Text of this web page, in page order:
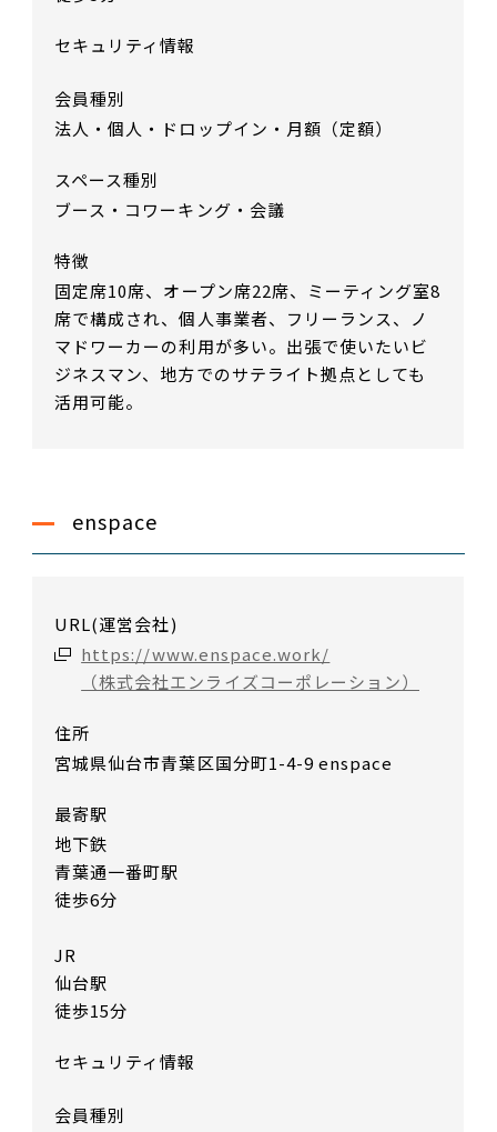
セキュリティ情報
会員種別
法人・個人・ドロップイン・月額（定額）
スペース種別
ブース・コワーキング・会議
特徴
固定席10席、オープン席22席、ミーティング室8
席で構成され、個人事業者、フリーランス、ノ
マドワーカーの利用が多い。出張で使いたいビ
ジネスマン、地方でのサテライト拠点としても
活用可能。
enspace
URL(運営会社)
https://www.enspace.work/
（株式会社エンライズコーポレーション）
住所
宮城県仙台市青葉区国分町1-4-9 enspace
最寄駅
地下鉄
青葉通一番町駅
徒歩6分
JR
仙台駅
徒歩15分
セキュリティ情報
会員種別